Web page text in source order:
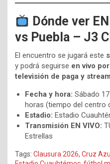
Dónde ver
vs Puebla – J3
El encuentro se jugará este
y podrá seguirse en vivo
televisión de paga y
Fecha y hora: Sábado
horas (tiempo del centro
Estadio: Estadio
Transmisión EN VIVO:
Estrellas
Tags: Clausura 2026, Cruz